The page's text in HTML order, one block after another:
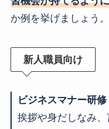
か例を挙げましょう。
新人職員向け
ビジネスマナー研修
挨拶や身だしなみ